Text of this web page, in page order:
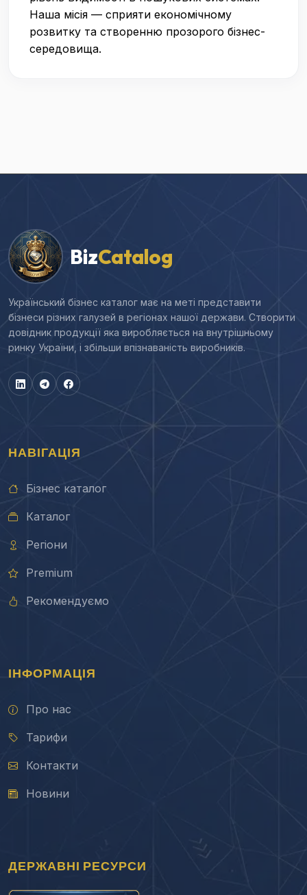
Наша місія — сприяти економічному
розвитку та створенню прозорого бізнес-
середовища.
BizCatalog
Український бізнес каталог має на меті представити
бізнеси різних галузей в регіонах нашої держави. Створити
довідник продукції яка виробляється на внутрішньому
ринку України, і збільши впізнаваність виробників.
НАВІГАЦІЯ
Бізнес каталог
Каталог
Регіони
Premium
Рекомендуємо
ІНФОРМАЦІЯ
Про нас
Тарифи
Контакти
Новини
ДЕРЖАВНІ РЕСУРСИ